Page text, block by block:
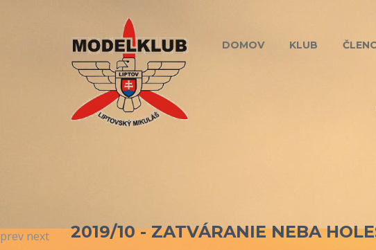
prev next
DOMOV KLUB
2019/10 - ZATVÁRANIE NEBA